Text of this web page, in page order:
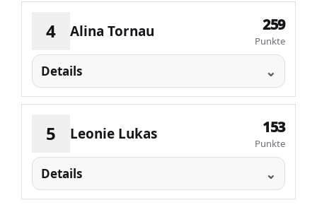
4 Alina Tornau 259
Punkte
Details
5 Leonie Lukas 153
Punkte
Details